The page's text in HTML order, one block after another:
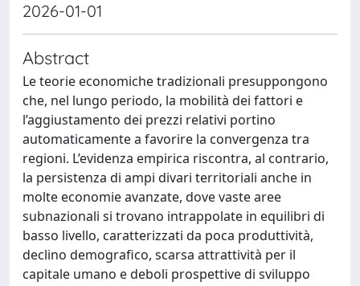
2026-01-01
Abstract
Le teorie economiche tradizionali presuppongono
che, nel lungo periodo, la mobilità dei fattori e
l’aggiustamento dei prezzi relativi portino
automaticamente a favorire la convergenza tra
regioni. L’evidenza empirica riscontra, al contrario,
la persistenza di ampi divari territoriali anche in
molte economie avanzate, dove vaste aree
subnazionali si trovano intrappolate in equilibri di
basso livello, caratterizzati da poca produttività,
declino demografico, scarsa attrattività per il
capitale umano e deboli prospettive di sviluppo